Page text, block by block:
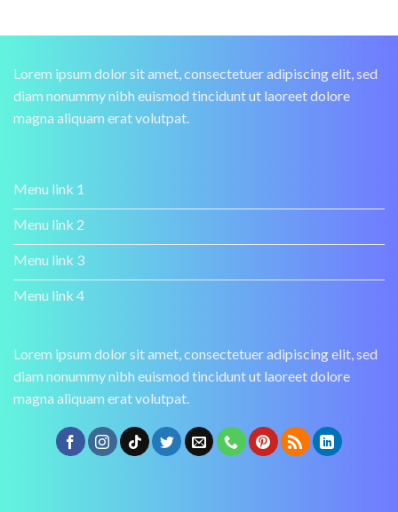
Lorem ipsum dolor sit amet, consectetuer adipiscing elit, sed
diam nonummy nibh euismod tincidunt ut laoreet dolore
magna aliquam erat volutpat.
Menu link 1
Menu link 2
Menu link 3
Menu link 4
Lorem ipsum dolor sit amet, consectetuer adipiscing elit, sed
diam nonummy nibh euismod tincidunt ut laoreet dolore
magna aliquam erat volutpat.